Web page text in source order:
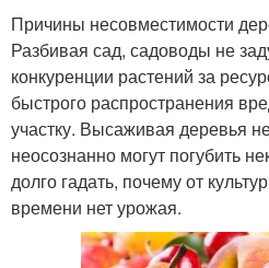
Причины несовместимости
Разбивая сад, садоводы не
конкуренции растений за
быстрого распространения
участку. Высаживая деревья
неосознанно могут погубить
долго гадать, почему от
времени нет урожая.